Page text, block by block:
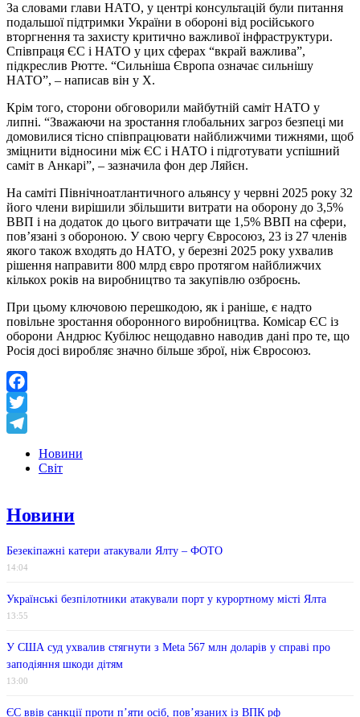
За словами глави НАТО, у центрі консультацій були питання
подальшої підтримки України в обороні від російського
вторгнення та захисту критично важливої ​​інфраструктури.
Співпраця ЄС і НАТО у цих сферах “вкрай важлива”,
підкреслив Рютте. “Сильніша Європа означає сильнішу
НАТО”, – написав він у X.
Крім того, сторони обговорили майбутній саміт НАТО у
липні. “Зважаючи на зростання глобальних загроз безпеці ми
домовилися тісно співпрацювати найближчими тижнями, щоб
зміцнити відносини між ЄС і НАТО і підготувати успішний
саміт в Анкарі”, – зазначила фон дер Ляйєн.
На саміті Північноатлантичного альянсу у червні 2025 року 32
його члени вирішили збільшити витрати на оборону до 3,5%
ВВП і на додаток до цього витрачати ще 1,5% ВВП на сфери,
пов’язані з обороною. У свою чергу Євросоюз, 23 із 27 членів
якого також входять до НАТО, у березні 2025 року ухвалив
рішення направити 800 млрд євро протягом найближчих
кількох років на виробництво та закупівлю озброєнь.
При цьому ключовою перешкодою, як і раніше, є надто
повільне зростання оборонного виробництва. Комісар ЄС із
оборони Андрюс Кубілюс нещодавно наводив дані про те, що
Росія досі виробляє значно більше зброї, ніж Євросоюз.
Facebook
Twitter
Новини
Світ
Новини
Безекіпажні катери атакували Ялту – ФОТО
14:04
Українські безпілотники атакували порт у курортному місті Ялта
13:55
У США суд ухвалив стягнути з Meta 567 млн ​​доларів у справі про
заподіяння шкоди дітям
13:00
ЄС ввів санкції проти п’яти осіб, пов’язаних із ВПК рф